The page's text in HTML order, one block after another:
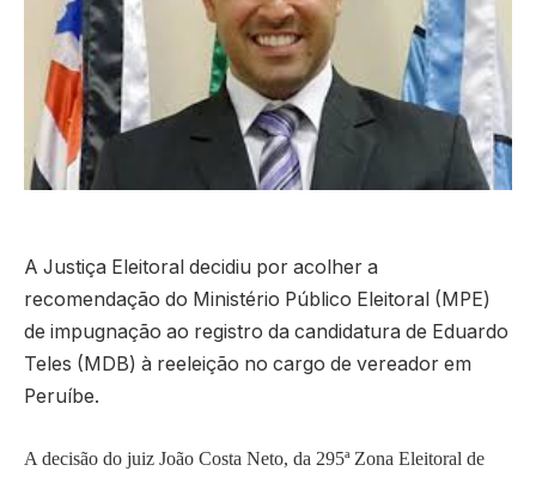
A Justiça Eleitoral decidiu por acolher a
recomendação do Ministério Público Eleitoral (MPE)
de impugnação ao registro da candidatura de Eduardo
Teles (MDB) à reeleição no cargo de vereador em
Peruíbe.
A decisão do juiz João Costa Neto, da 295ª Zona Eleitoral de